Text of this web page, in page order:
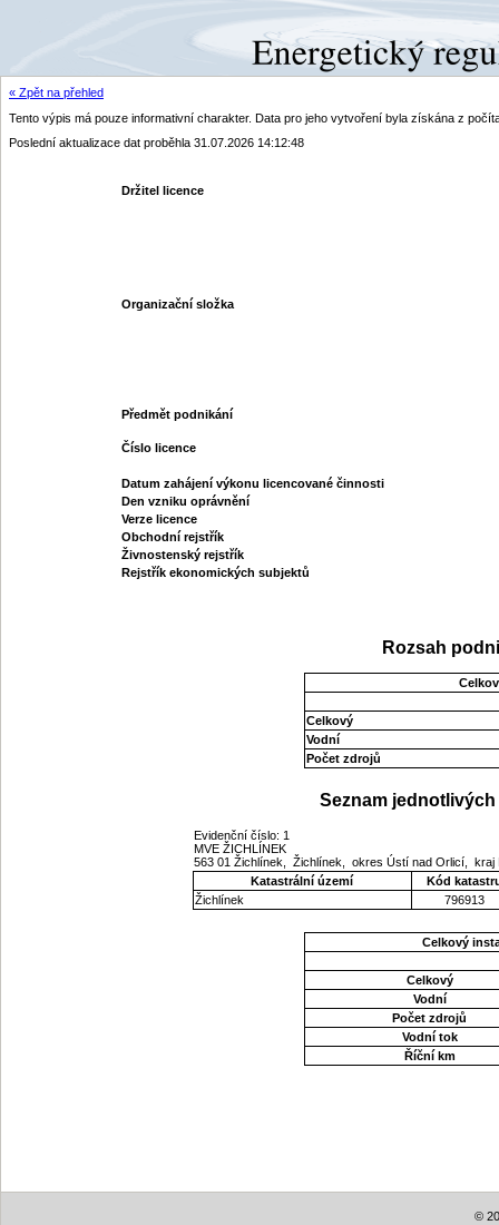
« Zpět na přehled
Tento výpis má pouze informativní charakter. Data pro jeho vytvoření byla získána z
Poslední aktualizace dat proběhla 31.07.2026 14:12:48
Držitel licence
Organizační složka
Předmět podnikání
Číslo licence
Datum zahájení výkonu licencované činnosti
Den vzniku oprávnění
Verze licence
Obchodní rejstřík
Živnostenský rejstřík
Rejstřík ekonomických subjektů
Rozsah
Celkový
Vodní
Počet zdrojů
Seznam
Evidenční číslo: 1
MVE ŽICHLÍNEK
563 01 Žichlínek, Žichlínek, okres Ústí nad Orlicí,
Katastrální území
Kód
Žichlínek
796913
Celkový
Celkový
Vodní
Počet zdrojů
Vodní tok
Říční km
©